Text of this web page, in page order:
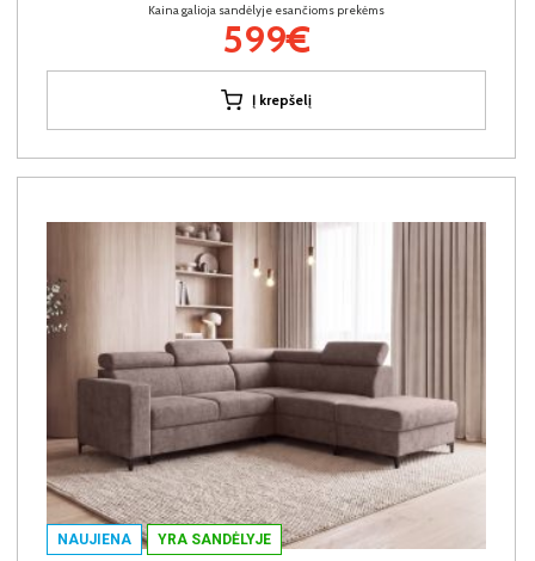
Kaina galioja sandėlyje esančioms prekėms
599€
Į krepšelį
NAUJIENA YRA SANDĖLYJE